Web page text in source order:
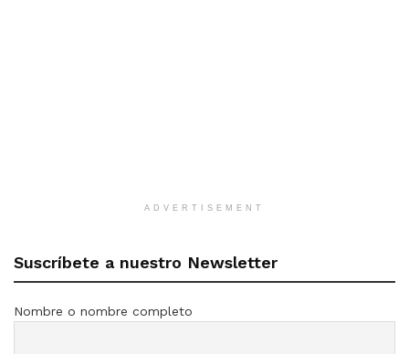
ADVERTISEMENT
Suscríbete a nuestro Newsletter
Nombre o nombre completo